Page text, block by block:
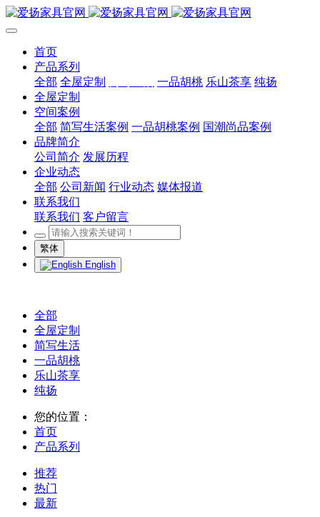
首页
产品系列
全部 全屋定制 一品胡桃 乐山茶享 纯扬
全屋定制
空间案例
全部 简写生活案例 一品胡桃案例 国潮尚品案例
品牌简介
公司简介 发展历程
企业动态
全部 公司新闻 行业动态 媒体报道
联系我们
联系我们 客户留言
繁体
English
全部
全屋定制
简写生活
一品胡桃
乐山茶享
纯扬
您的位置：
首页
产品系列
推荐
热门
最新